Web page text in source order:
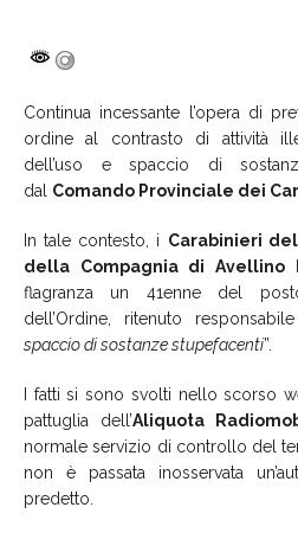
Continua incessante l’opera di
ordine al contrasto di attività
dell’uso e spaccio di
dal Comando Provinciale dei
In tale contesto, i Carabinieri
della Compagnia di Avellino
flagranza un 41enne del
dell’Ordine, ritenuto
spaccio di sostanze stupefacenti”.
I fatti si sono svolti nello scorso
pattuglia dell’Aliquota
normale servizio di controllo del
non è passata inosservata
predetto.